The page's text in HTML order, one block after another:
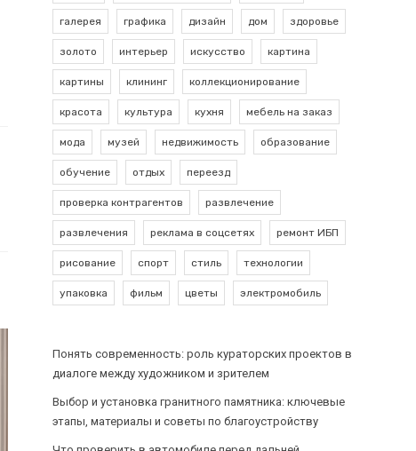
галерея графика дизайн дом здоровье
золото интерьер искусство картина
картины клининг коллекционирование
красота культура кухня мебель на заказ
мода музей недвижимость образование
обучение отдых переезд
проверка контрагентов развлечение
развлечения реклама в соцсетях ремонт ИБП
рисование спорт стиль технологии
упаковка фильм цветы электромобиль
Понять современность: роль кураторских проектов в
диалоге между художником и зрителем
Выбор и установка гранитного памятника: ключевые
этапы, материалы и советы по благоустройству